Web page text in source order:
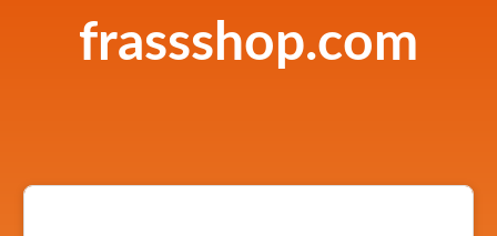
frassshop.com